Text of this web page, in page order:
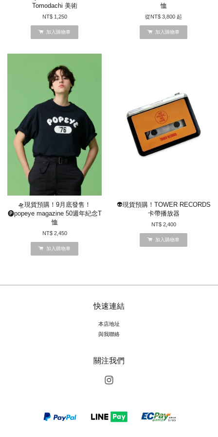
Tomodachi 美術
NT$ 1,250
加入購物車
恤
從NT$ 3,800 起
加入購物車
🛸現貨預購！9月底發售！
🅟popeye magazine 50週年紀念T
恤
NT$ 2,450
加入購物車
👽現貨預購！TOWER RECORDS
卡帶播放器
NT$ 2,400
加入購物車
快速連結
本店地址
與我聯絡
關注我們